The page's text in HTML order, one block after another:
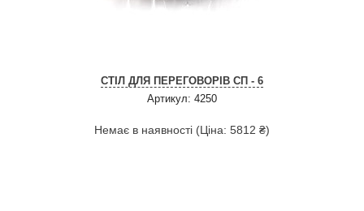
СТІЛ ДЛЯ ПЕРЕГОВОРІВ СП - 6
Артикул: 4250
Немає в наявності (Ціна: 5812 ₴)